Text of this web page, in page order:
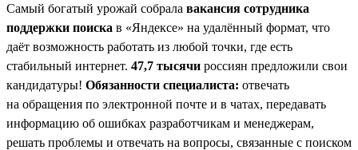
Самый богатый урожай собрала вакансия сотрудника
поддержки поиска в «Яндексе» на удалённый формат, что
даёт возможность работать из любой точки, где есть
стабильный интернет. 47,7 тысячи россиян предложили свои
кандидатуры! Обязанности специалиста: отвечать
на обращения по электронной почте и в чатах, передавать
информацию об ошибках разработчикам и менеджерам,
решать проблемы и отвечать на вопросы, связанные с поиском